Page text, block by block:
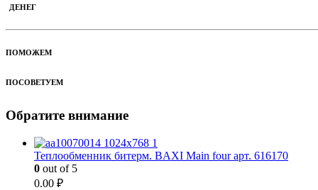
ДЕНЕГ
ПОМОЖЕМ
ПОСОВЕТУЕМ
Обратите внимание
Теплообменник битерм. BAXI Main four арт. 616170
0 out of 5
0.00 ₽